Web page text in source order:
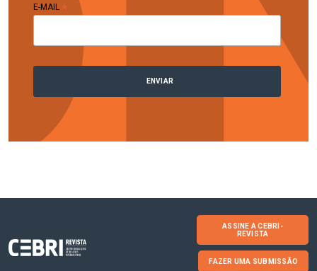
E-MAIL *
ASSINE A CEBRI-
REVISTA
FAZER UMA SUBMISSÃO